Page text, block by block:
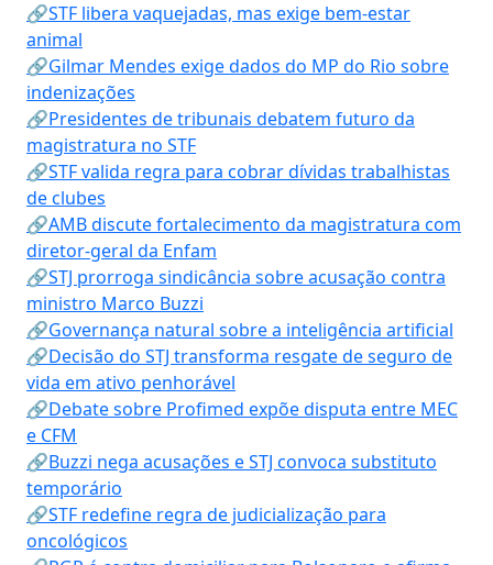
🔗STF libera vaquejadas, mas exige bem-estar
animal
🔗Gilmar Mendes exige dados do MP do Rio sobre
indenizações
🔗Presidentes de tribunais debatem futuro da
magistratura no STF
🔗STF valida regra para cobrar dívidas trabalhistas
de clubes
🔗AMB discute fortalecimento da magistratura com
diretor-geral da Enfam
🔗STJ prorroga sindicância sobre acusação contra
ministro Marco Buzzi
🔗Governança natural sobre a inteligência artificial
🔗Decisão do STJ transforma resgate de seguro de
vida em ativo penhorável
🔗Debate sobre Profimed expõe disputa entre MEC
e CFM
🔗Buzzi nega acusações e STJ convoca substituto
temporário
🔗STF redefine regra de judicialização para
oncológicos